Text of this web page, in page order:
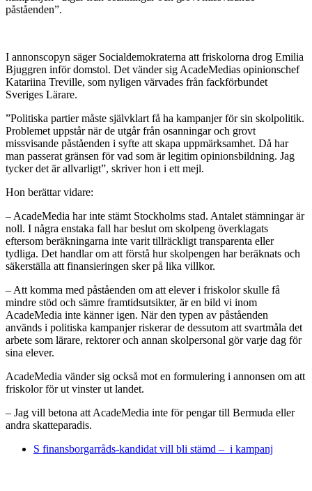
påståenden”.
I annonscopyn säger Socialdemokraterna att friskolorna drog Emilia
Bjuggren inför domstol. Det vänder sig AcadeMedias opinionschef
Katariina Treville, som nyligen värvades från fackförbundet
Sveriges Lärare.
”Politiska partier måste självklart få ha kampanjer för sin skolpolitik.
Problemet uppstår när de utgår från osanningar och grovt
missvisande påståenden i syfte att skapa uppmärksamhet. Då har
man passerat gränsen för vad som är legitim opinionsbildning. Jag
tycker det är allvarligt”, skriver hon i ett mejl.
Hon berättar vidare:
– AcadeMedia har inte stämt Stockholms stad. Antalet stämningar är
noll. I några enstaka fall har beslut om skolpeng överklagats
eftersom beräkningarna inte varit tillräckligt transparenta eller
tydliga. Det handlar om att förstå hur skolpengen har beräknats och
säkerställa att finansieringen sker på lika villkor.
– Att komma med påståenden om att elever i friskolor skulle få
mindre stöd och sämre framtidsutsikter, är en bild vi inom
AcadeMedia inte känner igen. När den typen av påståenden
används i politiska kampanjer riskerar de dessutom att svartmåla det
arbete som lärare, rektorer och annan skolpersonal gör varje dag för
sina elever.
AcadeMedia vänder sig också mot en formulering i annonsen om att
friskolor för ut vinster ut landet.
– Jag vill betona att AcadeMedia inte för pengar till Bermuda eller
andra skatteparadis.
S finansborgarråds-kandidat vill bli stämd – i kampanj